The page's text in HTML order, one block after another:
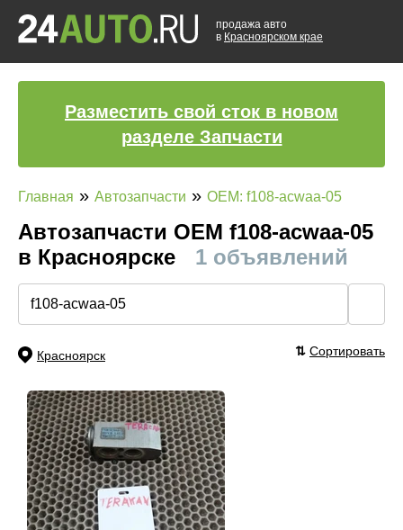
продажа авто
в Красноярском крае
Разместить свой сток в новом
разделе Запчасти
Главная » Автозапчасти » OEM: f108-acwaa-05
Автозапчасти ОЕМ f108-acwaa-05
в Красноярске
1 объявлений
Красноярск ⇅ Сортировать